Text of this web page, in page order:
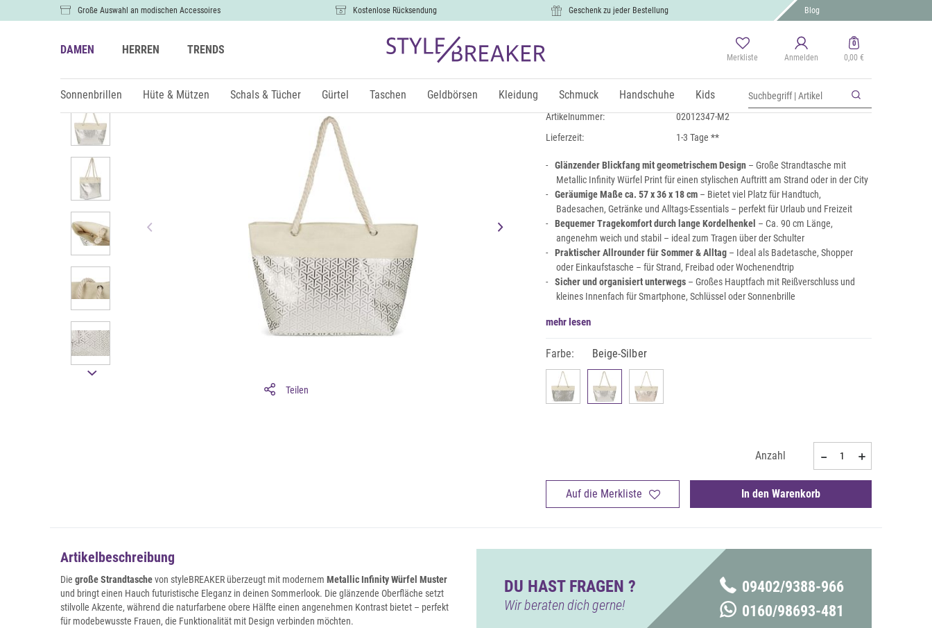
Große Auswahl an modischen Accessoires Kostenlose Rücksendung Geschenk zu jeder Bestellung Blog
DAMEN HERREN TRENDS
Merkliste Anmelden
0
0,00 €
Sonnenbrillen Hüte & Mützen Schals & Tücher Gürtel Taschen Geldbörsen Kleidung Schmuck Handschuhe Kids
Teilen
Strandtasche metallic Infinity Würfel
17,99 €
inkl. MwSt., zzgl.Versand
Artikelnummer:
02012347-M2
Lieferzeit:
1-3 Tage **
Glänzender Blickfang mit geometrischem Design– Große Strandtasche mit
Metallic Infinity Würfel Print für einen stylischen Auftritt am Strand oder in der City
Geräumige Maße ca. 57 x 36 x 18 cm– Bietet viel Platz für Handtuch,
Badesachen, Getränke und Alltags-Essentials – perfekt für Urlaub und Freizeit
Bequemer Tragekomfort durch lange Kordelhenkel – Ca. 90 cm Länge,
angenehm weich und stabil – ideal zum Tragen über der Schulter
Praktischer Allrounder für Sommer & Alltag– Ideal als Badetasche, Shopper
oder Einkaufstasche – für Strand, Freibad oder Wochenendtrip
Sicher und organisiert unterwegs– Großes Hauptfach mit Reißverschluss und
kleines Innenfach für Smartphone, Schlüssel oder Sonnenbrille
mehr lesen
Farbe: Beige-Silber
Anzahl
Auf die Merkliste In den Warenkorb
Artikelbeschreibung
Die große Strandtaschevon styleBREAKER überzeugt mit modernem Metallic Infinity Würfel Muster
und bringt einen Hauch futuristische Eleganz in deinen Sommerlook. Die glänzende Oberfläche setzt
stilvolle Akzente, während die naturfarbene obere Hälfte einen angenehmen Kontrast bietet – perfekt
für modebewusste Frauen, die Funktionalität mit Design verbinden möchten.
DU HAST FRAGEN ?
Wir beraten dich gerne!
09402/9388-966
0160/98693-481